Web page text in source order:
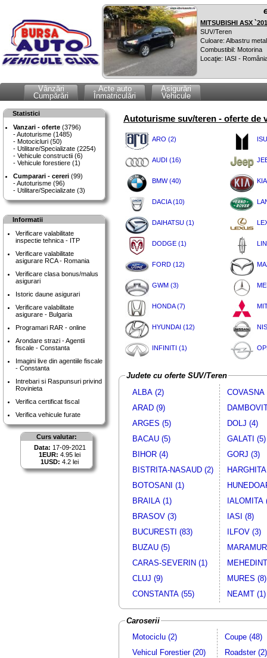
MITSUBISHI ASX
SUV/Teren
Culoare: Albastru
Combustibil: Motorina
Locaţie: IASI -
Vânzări
Cumpărări
Acte auto
Înmatriculări
Asigurări
Vehicule
Statistici
Vanzari - oferte (3796)
Autoturisme (1485)
Motocicluri (50)
Utilitare/Specializate (2254)
Vehicule constructii (6)
Vehicule forestiere (1)
Cumparari - cereri (99)
Autoturisme (96)
Utilitare/Specializate (3)
Informatii
Verificare valabilitate
inspectie tehnica - ITP
Verificare valabilitate
asigurare RCA - Romania
Verificare clasa bonus/malus
asigurari
Istoric daune asigurari
Verificare valabilitate
asigurare - Bulgaria
Programari RAR - online
Arondare strazi - Agentii
fiscale - Constanta
Imagini live din agentiile fiscale
- Constanta
Intrebari si Raspunsuri privind
Rovinieta
Verifica certificat fiscal
Verifica vehicule furate
Curs valutar:
Data: 17-09-2021
1EUR: 4.95 lei
1USD: 4.2 lei
Autoturisme suv/teren - oferte de
ARO (2)
AUDI (16)
BMW (40)
DACIA (10)
DAIHATSU (1)
DODGE (1)
FORD (12)
GWM (3)
HONDA (7)
HYUNDAI (12)
INFINITI (1)
Judete cu oferte SUV/Teren
ALBA (2)
ARAD (9)
ARGES (5)
BACAU (5)
BIHOR (4)
BISTRITA-NASAUD (2)
BOTOSANI (1)
BRAILA (1)
BRASOV (3)
BUCURESTI (83)
BUZAU (5)
CARAS-SEVERIN (1)
CLUJ (9)
CONSTANTA (55)
COVASNA
DOLJ (4)
GALATI (5)
GORJ (3)
IALOMITA
IASI (8)
ILFOV (3)
MURES (8)
NEAMT (1)
Caroserii
Motociclu (2)
Vehicul Forestier (20)
Coupe (48)
Roadster (2)